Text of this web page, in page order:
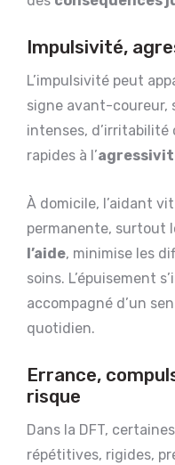
Impulsivité,
L’impulsivité peut
signe avant-coureur,
intenses, d’irritabilité
rapides à l’
À domicile, l’aidant
permanente, surtout
l’aide, minimise les
soins. L’épuisement
accompagné d’un
quotidien.
Errance,
risque
Dans la DFT,
répétitives, rigides,